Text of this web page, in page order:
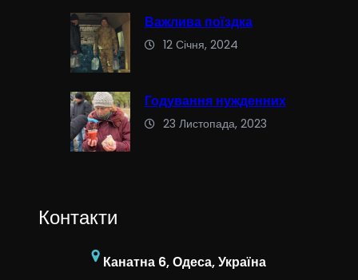
Важлива поїздка
12 Січня, 2024
Годування нужденних
23 Листопада, 2023
Контакти
Канатна 6, Одеса, Україна